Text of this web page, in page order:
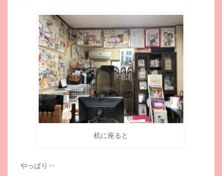
机に座ると
やっぱり‥